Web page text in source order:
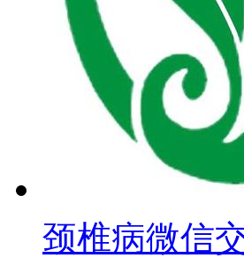
颈椎病微信